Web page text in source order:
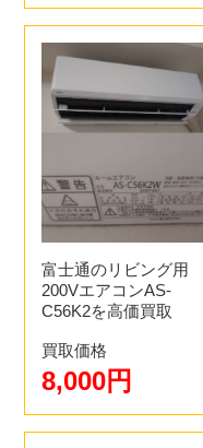
富士通のリビング用
200VエアコンAS-
C56K2を高価買取
買取価格
8,000円